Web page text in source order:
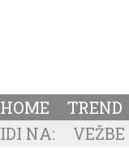
HOME TREND
IDI NA:
VEŽBE